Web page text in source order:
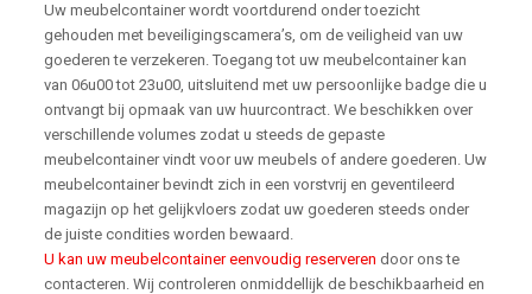
Uw meubelcontainer wordt voortdurend onder toezicht
gehouden met beveiligingscamera’s, om de veiligheid van uw
goederen te verzekeren. Toegang tot uw meubelcontainer kan
van 06u00 tot 23u00, uitsluitend met uw persoonlijke badge die u
ontvangt bij opmaak van uw huurcontract. We beschikken over
verschillende volumes zodat u steeds de gepaste
meubelcontainer vindt voor uw meubels of andere goederen. Uw
meubelcontainer bevindt zich in een vorstvrij en geventileerd
magazijn op het gelijkvloers zodat uw goederen steeds onder
de juiste condities worden bewaard.
U kan uw meubelcontainer eenvoudig reserveren door ons te
contacteren. Wij controleren onmiddellijk de beschikbaarheid en